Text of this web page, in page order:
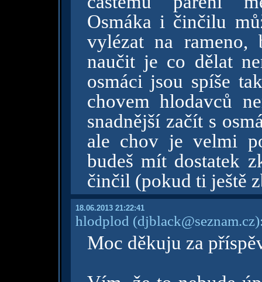
Osmáka i činčilu
vylézat na
naučit je co dělat
osmáci jsou spíše
chovem hlodavců
snadnější začít s
ale chov je velmi
budeš mít dostatek
činčil (pokud ti ještě
18.06.2013 21:22:41
hlodplod (djblack@seznam.cz)
Moc děkuju za